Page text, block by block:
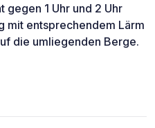
1 Uhr und 2 Uhr
mit entsprechendem Lärm
die umliegenden Berge.